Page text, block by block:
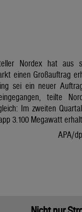
Nordex hat aus
einen Großauftrag
sei ein neuer
teilte
Im zweiten
3.100 Megawatt
APA/